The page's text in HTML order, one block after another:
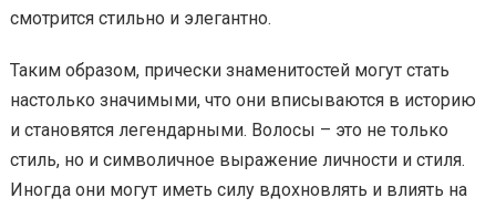
смотрится стильно и элегантно.
Таким образом, прически знаменитостей могут стать
настолько значимыми, что они вписываются в историю
и становятся легендарными. Волосы – это не только
стиль, но и символичное выражение личности и стиля.
Иногда они могут иметь силу вдохновлять и влиять на